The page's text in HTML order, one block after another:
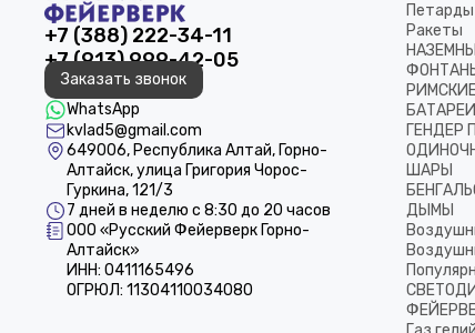
+7 (388) 222-34-11
+7 (913) 999-42-05
Заказать звонок
WhatsApp
kvlad5@gmail.com
649006, Республика Алтай, Горно-
Алтайск, улица Григория Чорос-
Гуркина, 121/3
7 дней в неделю с 8:30 до 20 часов
ООО «Русский Фейерверк Горно-
Алтайск»
ИНН: 0411165496
ОГРЮЛ: 11304110034080
Петарды
Ракеты
ГЕНДЕР
ШАРЫ
ДЫМЫ